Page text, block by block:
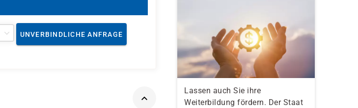
UNVERBINDLICHE ANFRAGE
Lassen auch Sie ihre
Weiterbildung fördern. Der Staat